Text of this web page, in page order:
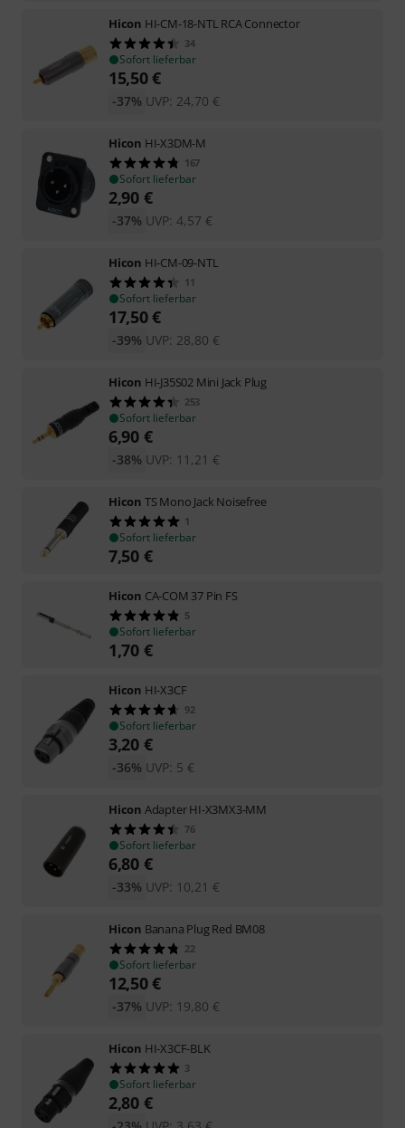
Hicon HI-CM-18-NTL RCA Connector
34
Sofort lieferbar
15,50€
UVP: 24,70 €
-37%
Hicon HI-X3DM-M
167
Sofort lieferbar
2,90 €
UVP: 4,57 €
-37%
Hicon HI-CM-09-NTL
11
Sofort lieferbar
17,50€
UVP: 28,80 €
-39%
Hicon HI-J35S02 Mini Jack Plug
253
Sofort lieferbar
6,90 €
UVP: 11,21 €
-38%
Hicon TS Mono Jack Noisefree
1
Sofort lieferbar
7,50 €
Hicon CA-COM 37 Pin FS
5
Sofort lieferbar
1,70 €
Hicon HI-X3CF
92
Sofort lieferbar
3,20 €
UVP: 5 €
-36%
Hicon Adapter HI-X3MX3-MM
76
Sofort lieferbar
6,80 €
UVP: 10,21 €
-33%
Hicon Banana Plug Red BM08
22
Sofort lieferbar
12,50€
UVP: 19,80 €
-37%
Hicon HI-X3CF-BLK
3
Sofort lieferbar
2,80 €